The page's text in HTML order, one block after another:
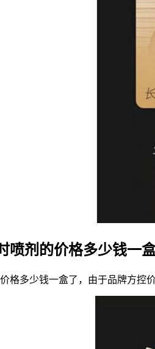
喷剂的价格多少钱一
格多少钱一盒了，由于品牌方控